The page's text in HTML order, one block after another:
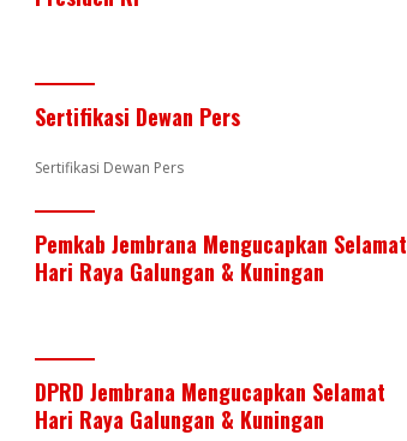
e er
k
Sertifikasi Dewan Pers
Sertifikasi Dewan Pers
Pemkab Jembrana Mengucapkan Selamat
Hari Raya Galungan & Kuningan
DPRD Jembrana Mengucapkan Selamat
Hari Raya Galungan & Kuningan